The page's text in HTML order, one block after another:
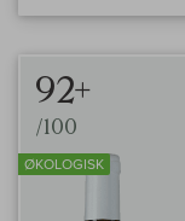
92+
/100
ØKOLOGISK